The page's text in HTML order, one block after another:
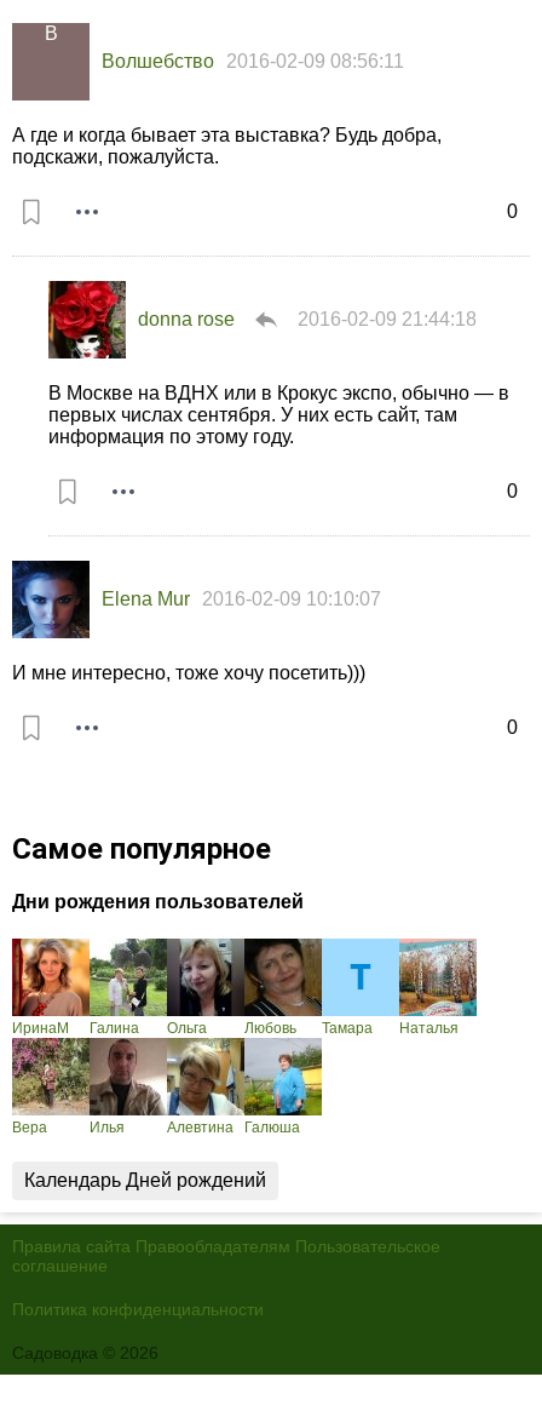
Волшебство 2016-02-09 08:56:11
0
А где и когда бывает эта выставка? Будь добра,
подскажи, пожалуйста.
donna rose 2016-02-09 21:44:18
0
В Москве на ВДНХ или в Крокус экспо, обычно — в
первых числах сентября. У них есть сайт, там
информация по этому году.
Elena Mur 2016-02-09 10:10:07
0
И мне интересно, тоже хочу посетить)))
Самое популярное
Дни рождения пользователей
ИринаМ Галина Ольга Любовь Тамара Наталья
Вера Илья Алевтина Галюша
Календарь Дней рождений
Правила сайта Правообладателям Пользовательское
соглашение
Политика конфиденциальности
Садоводка © 2026